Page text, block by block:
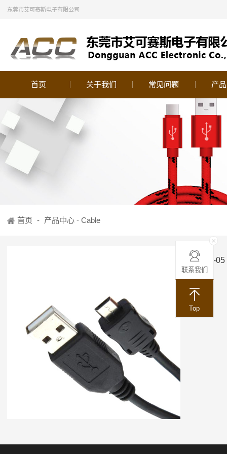
东莞市艾可赛斯电子有限公司
首页 关于我们 常见问题 产
首页 - 产品中心- Cable
ACC-05
联系我们
Top